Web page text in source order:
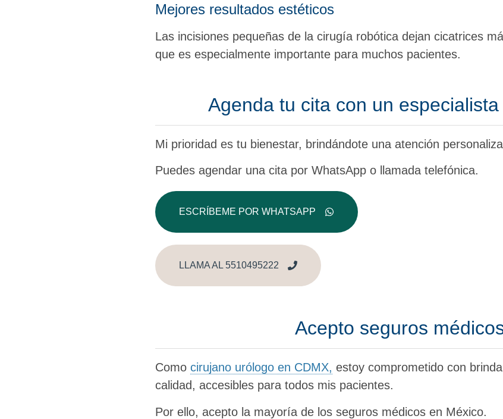
Mejores resultados estéticos
Las incisiones pequeñas de la cirugía robótica dejan cicatrices
que es especialmente importante para muchos pacientes.
Agenda tu cita con un
Mi prioridad es tu bienestar, brindándote una atención
Puedes agendar una cita por WhatsApp o llamada telefónica.
ESCRÍBEME POR WHATSAPP
LLAMA AL 5510495222
Acepto seguros
Como cirujano urólogo en CDMX, estoy comprometido con
calidad, accesibles para todos mis pacientes.
Por ello, acepto la mayoría de los seguros médicos en México.